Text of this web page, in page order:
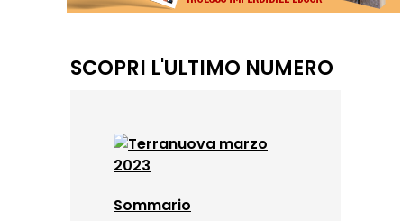
SCOPRI L'ULTIMO NUMERO
Sommario